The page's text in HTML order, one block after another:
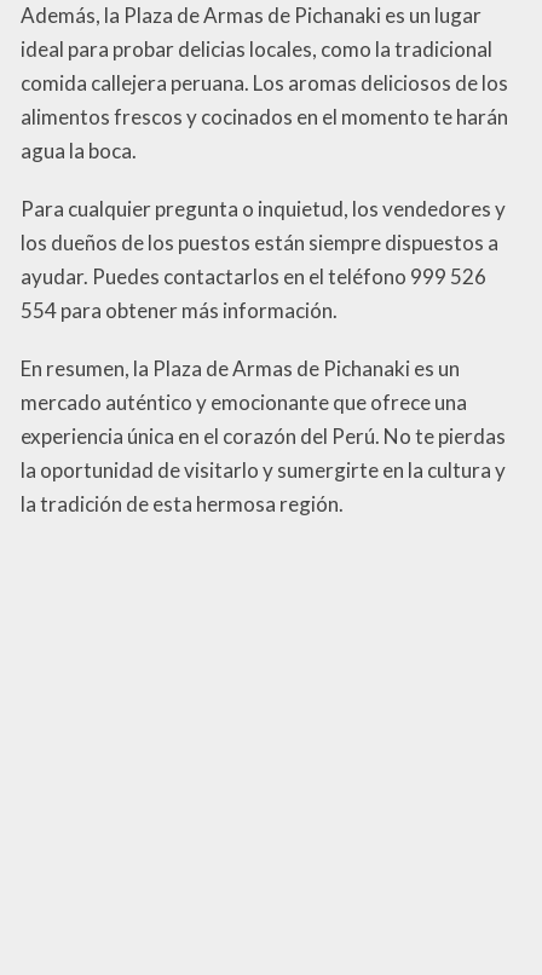
Además, la Plaza de Armas de Pichanaki es un lugar
ideal para probar delicias locales, como la tradicional
comida callejera peruana. Los aromas deliciosos de los
alimentos frescos y cocinados en el momento te harán
agua la boca.
Para cualquier pregunta o inquietud, los vendedores y
los dueños de los puestos están siempre dispuestos a
ayudar. Puedes contactarlos en el teléfono 999 526
554 para obtener más información.
En resumen, la Plaza de Armas de Pichanaki es un
mercado auténtico y emocionante que ofrece una
experiencia única en el corazón del Perú. No te pierdas
la oportunidad de visitarlo y sumergirte en la cultura y
la tradición de esta hermosa región.